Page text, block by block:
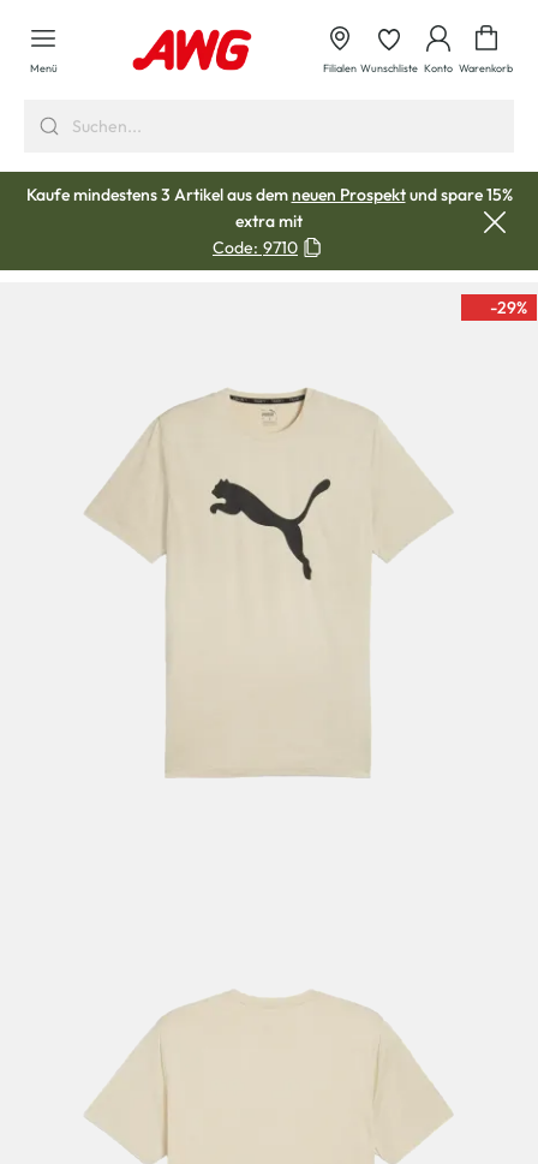
springen
Menü Filialen Wunschliste Konto Warenkorb
Kaufe mindestens 3 Artikel aus demneuen Prospektund spare 15%
extra mit
Code: 9710
-29%